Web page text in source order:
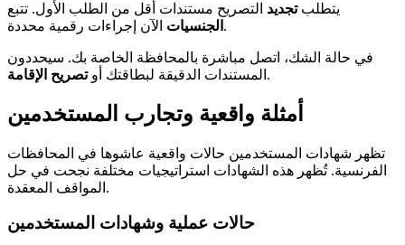
يتطلبتجديد التصريح مستندات أقل من الطلب الأول. تتبع
الجنسيات الآن إجراءات رقمية محددة.
في حالة الشك، اتصل مباشرة بالمحافظة الخاصة بك. سيحددون
المستندات الدقيقة لبطاقتك أوتصريح الإقامة .
أمثلة واقعية وتجارب المستخدمين
تظهر شهادات المستخدمين حالات واقعية عاشوها في المحافظات
الفرنسية. تُظهر هذه الشهادات استراتيجيات مختلفة نجحت في حل
المواقف المعقدة.
حالات عملية وشهادات المستخدمين